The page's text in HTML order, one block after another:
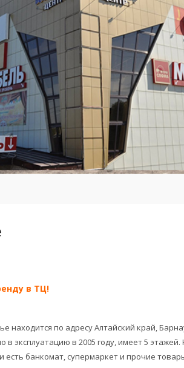
в ТЦ!
находится по адресу Алтайский край,
в эксплуатацию в 2005 году, имеет 5
есть банкомат, супермаркет и прочие